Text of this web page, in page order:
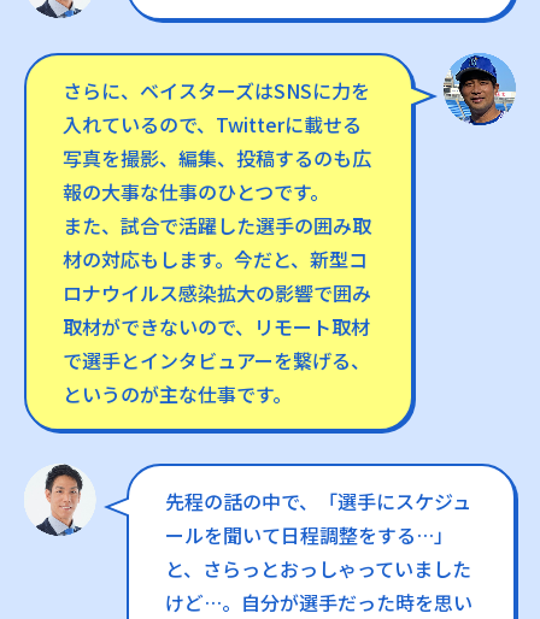
さらに、ベイスターズはSNSに力を
入れているので、Twitterに載せる
写真を撮影、編集、投稿するのも広
報の大事な仕事のひとつです。
また、試合で活躍した選手の囲み取
材の対応もします。今だと、新型コ
ロナウイルス感染拡大の影響で囲み
取材ができないので、リモート取材
で選手とインタビュアーを繋げる、
というのが主な仕事です。
先程の話の中で、「選手にスケジュ
ールを聞いて日程調整をする…」
と、さらっとおっしゃっていました
けど…。自分が選手だった時を思い